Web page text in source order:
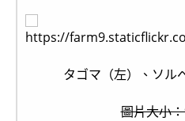
タゴマ（左）、ソル
圖片大小